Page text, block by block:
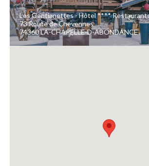
Les Gentianettes - Hôtel ****
73 Route de Chevennes
74360 LA-CHAPELLE-D-ABONDANCE